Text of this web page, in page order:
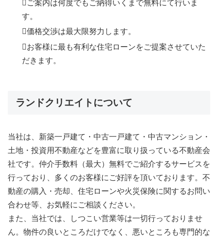
ご案内は何度でもご納得いくまで無料にて行いま
す。
価格交渉は最大限努力します。
お客様に最も有利な住宅ローンをご提案させていた
だきます。
ランドクリエイトについて
当社は、新築一戸建て・中古一戸建て・中古マンション・
土地・投資用不動産などを豊富に取り扱っている不動産会
社です。仲介手数料（最大）無料でご紹介するサービスを
行っており、多くのお客様にご好評を頂いております。不
動産の購入・売却、住宅ローンや火災保険に関するお問い
合わせ等、お気軽にご相談ください。
また、当社では、しつこい営業等は一切行っておりませ
ん。物件の良いところだけでなく、悪いところも専門的な